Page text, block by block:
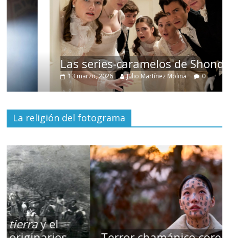
Las series-caramelos de Shondaland
13 marzo, 2026 Julio Martínez Molina 0
La religión del fotograma